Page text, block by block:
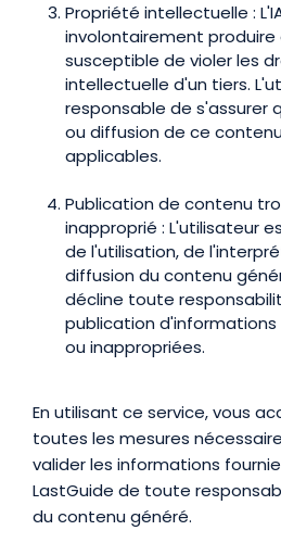
Propriété intellectuelle :
involontairement produire
susceptible de violer les
intellectuelle d'un tiers.
responsable de s'assurer
ou diffusion de ce
applicables.
Publication de contenu
inapproprié : L'utilisateur
de l'utilisation, de
diffusion du contenu
décline toute
publication
ou inappropriées.
En utilisant ce service, vous
toutes les mesures
valider les informations
LastGuide de toute
du contenu généré.